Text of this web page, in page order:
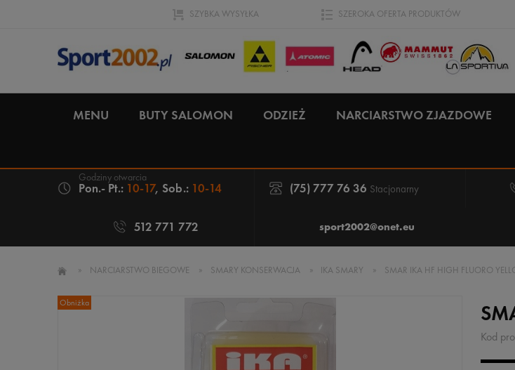
SZYBKA WYSYŁKA SZEROKA OFERTA PRODUKTÓW
MENU BUTY SALOMON ODZIEŻ NARCIARSTWO ZJAZDOWE
Pon.- Pt.: 10-17, Sob.: 10-14 (75) 777 76 36 Stacjonarny
512 771 772 sport2002@onet.eu
» NARCIARSTWO BIEGOWE » SMARY KONSERWACJA » IKA SMARY » SMAR IKA HF HIGH FLUORO
Obniżka
Kod